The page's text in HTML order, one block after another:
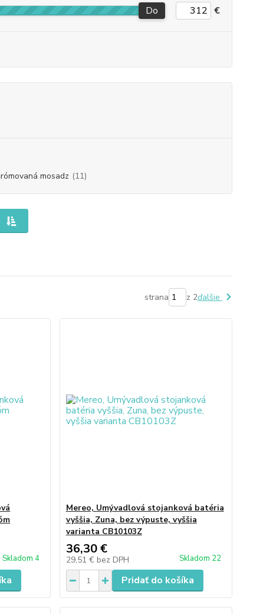
Do €
mosadz (11)
strana z 2ďalšie
Skladom 4
Mereo, Umývadlová stojanková batéria
vyššia, Zuna, bez výpuste, vyššia
varianta CB10103Z
36,30 €
29,51 € bez DPH Skladom 22
Pridať do košíka